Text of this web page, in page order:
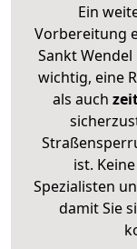
Ein
Vorbereitung
Sankt Wendel
wichtig, eine
als auch
ist.
Spezialisten
damit Sie